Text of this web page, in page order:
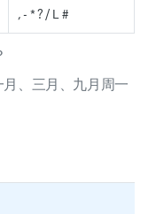
、三月、九月周一
, - * ? / L #